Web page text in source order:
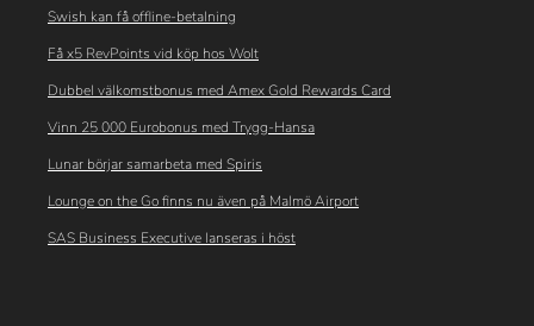
Swish kan få offline-betalning
Få x5 RevPoints vid köp hos Wolt
Dubbel välkomstbonus med Amex Gold Rewards Card
Vinn 25 000 Eurobonus med Trygg-Hansa
Lunar börjar samarbeta med Spiris
Lounge on the Go finns nu även på Malmö Airport
SAS Business Executive lanseras i höst